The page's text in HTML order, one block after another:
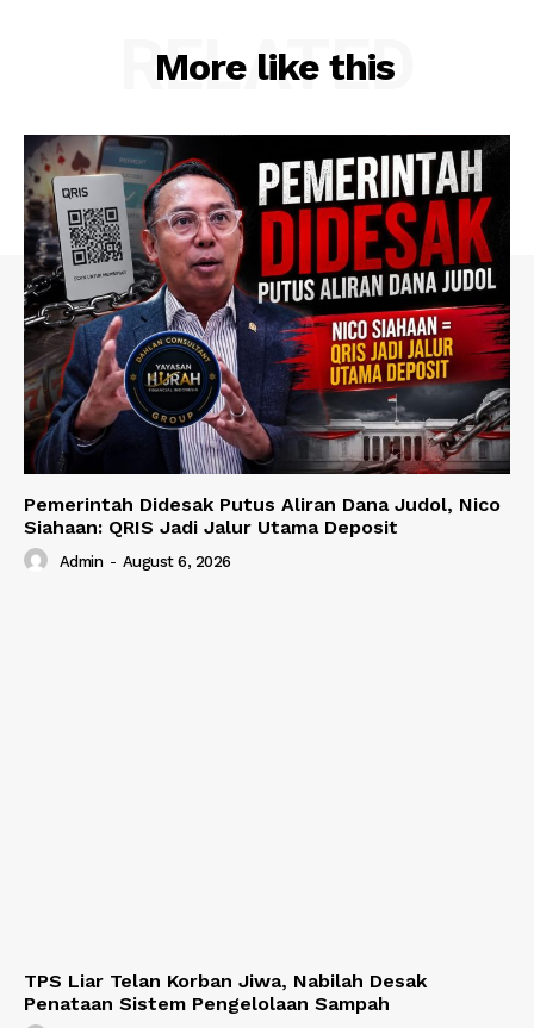
More like this
RELATED
Pemerintah Didesak Putus Aliran Dana Judol, Nico
Siahaan: QRIS Jadi Jalur Utama Deposit
Admin - August 6, 2026
TPS Liar Telan Korban Jiwa, Nabilah Desak
Penataan Sistem Pengelolaan Sampah